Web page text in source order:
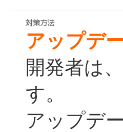
アップデ
開発者は
す。
アップデ